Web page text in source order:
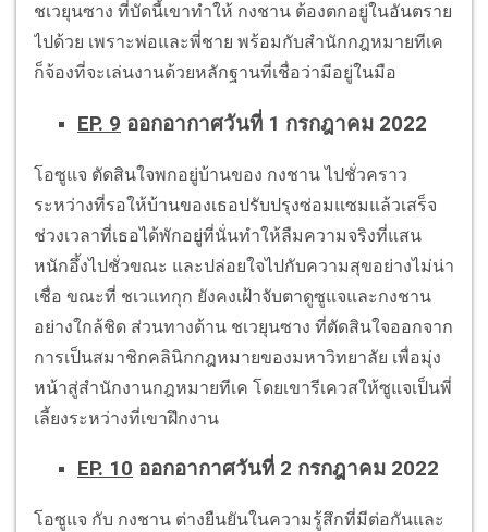
ชเวยุนซาง ที่บัดนี้เขาทำให้ กงชาน ต้องตกอยู่ในอันตราย
ไปด้วย เพราะพ่อและพี่ชาย พร้อมกับสำนักกฎหมายทีเค
ก็จ้องที่จะเล่นงานด้วยหลักฐานที่เชื่อว่ามีอยู่ในมือ
EP. 9 ออกอากาศวันที่ 1 กรกฎาคม 2022
โอซูแจ ตัดสินใจพกอยู่บ้านของ กงชาน ไปชั่วคราว
ระหว่างที่รอให้บ้านของเธอปรับปรุงซ่อมแซมแล้วเสร็จ
ช่วงเวลาที่เธอได้พักอยู่ที่นั่นทำให้ลืมความจริงที่แสน
หนักอึ้งไปชั่วขณะ และปล่อยใจไปกับความสุขอย่างไม่น่า
เชื่อ ขณะที่ ชเวแทกุก ยังคงเฝ้าจับตาดูซูแจและกงชาน
อย่างใกล้ชิด ส่วนทางด้าน ชเวยุนซาง ที่ตัดสินใจออกจาก
การเป็นสมาชิกคลินิกกฎหมายของมหาวิทยาลัย เพื่อมุ่ง
หน้าสู่สำนักงานกฎหมายทีเค โดยเขารีเควสให้ซูแจเป็นพี่
เลี้ยงระหว่างที่เขาฝึกงาน
EP. 10 ออกอากาศวันที่ 2 กรกฎาคม 2022
โอซูแจ กับ กงชาน ต่างยืนยันในความรู้สึกที่มีต่อกันและ